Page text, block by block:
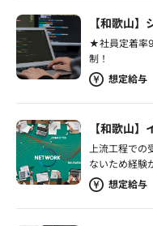
【和歌山
★社員定着率
制！
想定給
【和歌山
上流工程での
ないため経験
想定給